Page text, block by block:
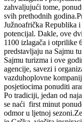
zahvaljujući tome,
svih prethodnih
Južnoafrička Republika
potencijal. Dakle, ove
1100 izlagača i otprilike
predstavljaju na Sajmu
Sajmu turizma i ove
agencije, savezi i
vazduhoplovne
posjetiocima ponuditi
Po tradiciji, jedan od
se naći first minut
odmor u ljetnoj